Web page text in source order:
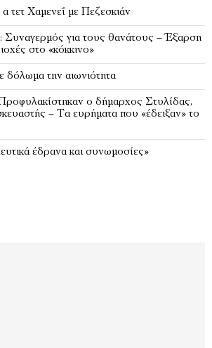
τετ Χαμενεΐ με Πεζεσκιάν
Συναγερμός για τους θανάτους – Έξαρση
στο «κόκκινο»
δόλωμα την αιωνιότητα
ο δήμαρχος Στυλίδας,
– Τα ευρήματα που «έδειξαν» το
έδρανα και συνωμοσίες»